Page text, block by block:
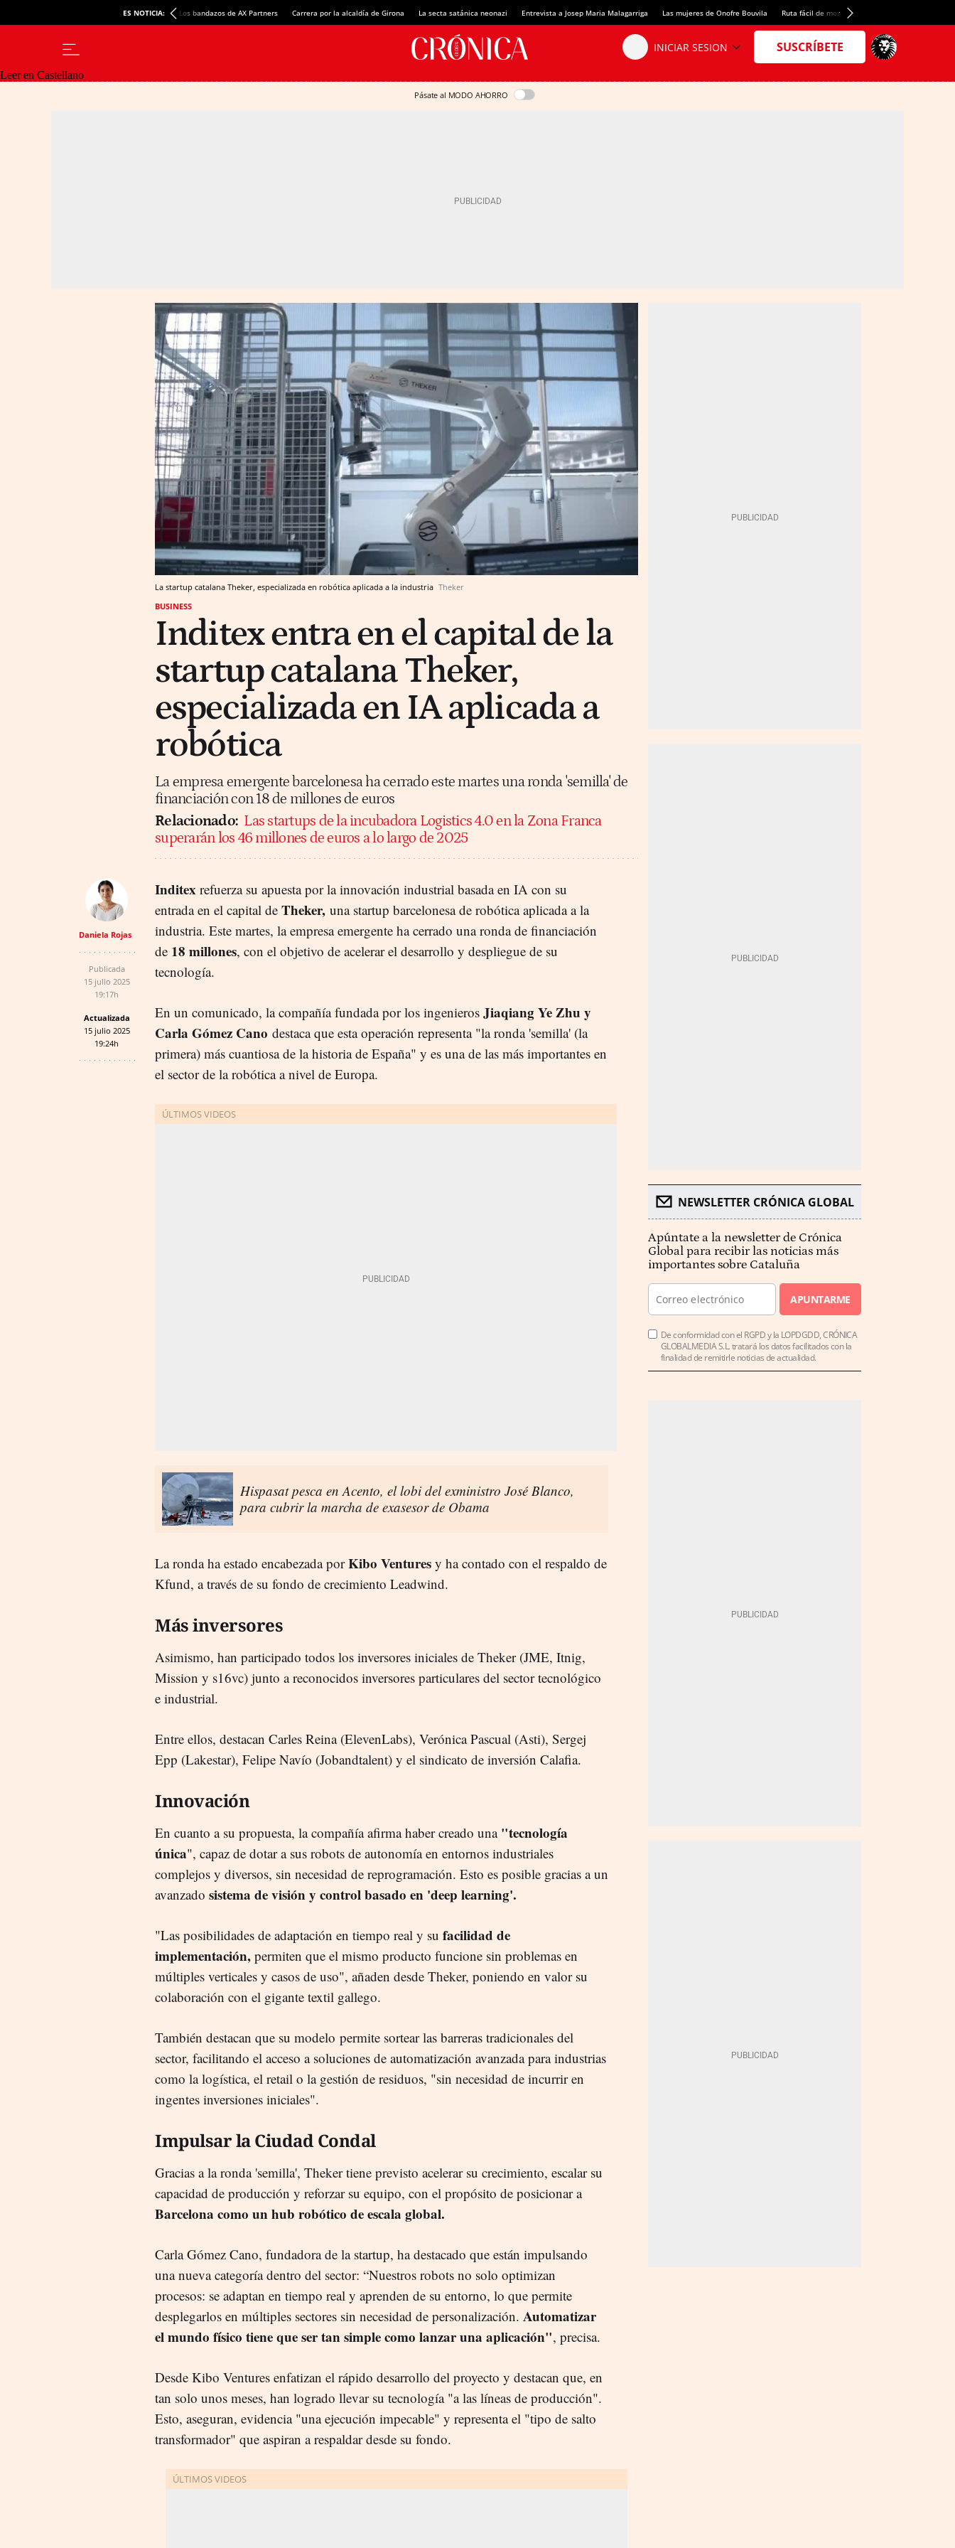
ES NOTICIA: Los bandazos de AX Partners Carrera por la alcaldía de Girona La secta satánica neonazi Entrevista a Josep Maria Malagarriga Las mujeres de Onofre Bouvila Ruta fácil de montaña
Leer en Castellano
Pásate al MODO AHORRO
La startup catalana Theker, especializada en robótica aplicada a la industria Theker
BUSINESS
Inditex entra en el capital de la
startup catalana Theker,
especializada en IA aplicada a
robótica
La empresa emergente barcelonesa ha cerrado este martes una ronda 'semilla' de
financiación con 18 de millones de euros
Relacionado: Las startups de la incubadora Logistics 4.0 en la Zona Franca
superarán los 46 millones de euros a lo largo de 2025
Daniela Rojas
Publicada
15 julio 2025
19:17h
Actualizada
15 julio 2025
19:24h
Inditex refuerza su apuesta por la innovación industrial basada en IA con su
entrada en el capital de Theker, una startup barcelonesa de robótica aplicada a la
industria. Este martes, la empresa emergente ha cerrado una ronda de financiación
de 18 millones, con el objetivo de acelerar el desarrollo y despliegue de su
tecnología.
En un comunicado, la compañía fundada por los ingenieros Jiaqiang Ye Zhu y
Carla Gómez Cano destaca que esta operación representa "la ronda 'semilla' (la
primera) más cuantiosa de la historia de España" y es una de las más importantes en
el sector de la robótica a nivel de Europa.
Hispasat pesca en Acento, el lobi del exministro José Blanco,
para cubrir la marcha de exasesor de Obama
La ronda ha estado encabezada porKibo Ventures y ha contado con el respaldo de
Kfund, a través de su fondo de crecimiento Leadwind.
Más inversores
Asimismo, han participado todos los inversores iniciales de Theker (JME, Itnig,
Mission y s16vc) junto a reconocidos inversores particulares del sector tecnológico
e industrial.
Entre ellos, destacan Carles Reina (ElevenLabs), Verónica Pascual (Asti), Sergej
Epp (Lakestar), Felipe Navío (Jobandtalent) y el sindicato de inversión Calafia.
Innovación
En cuanto a su propuesta, la compañía afirma haber creado una "tecnología
única", capaz de dotar a sus robots de autonomía en entornos industriales
complejos y diversos, sin necesidad de reprogramación. Esto es posible gracias a un
avanzado sistema de visión y control basado en 'deep learning'.
"Las posibilidades de adaptación en tiempo real y su facilidad de
implementación, permiten que el mismo producto funcione sin problemas en
múltiples verticales y casos de uso", añaden desde Theker, poniendo en valor su
colaboración con el gigante textil gallego.
También destacan que su modelo permite sortear las barreras tradicionales del
sector, facilitando el acceso a soluciones de automatización avanzada para industrias
como la logística, el retail o la gestión de residuos, "sin necesidad de incurrir en
ingentes inversiones iniciales".
Impulsar la Ciudad Condal
Gracias a la ronda 'semilla', Theker tiene previsto acelerar su crecimiento, escalar su
capacidad de producción y reforzar su equipo, con el propósito de posicionar a
Barcelona como un hub robótico de escala global.
Carla Gómez Cano, fundadora de la startup, ha destacado que están impulsando
una nueva categoría dentro del sector: “Nuestros robots no solo optimizan
procesos: se adaptan en tiempo real y aprenden de su entorno, lo que permite
desplegarlos en múltiples sectores sin necesidad de personalización. Automatizar
el mundo físico tiene que ser tan simple como lanzar una aplicación", precisa.
Desde Kibo Ventures enfatizan el rápido desarrollo del proyecto y destacan que, en
tan solo unos meses, han logrado llevar su tecnología "a las líneas de producción".
Esto, aseguran, evidencia "una ejecución impecable" y representa el "tipo de salto
transformador" que aspiran a respaldar desde su fondo.
NEWSLETTER CRÓNICA GLOBAL
Apúntate a la newsletter de Crónica
Global para recibir las noticias más
importantes sobre Cataluña
APUNTARME
De conformidad con el RGPD y la LOPDGDD, CRÓNICA
GLOBALMEDIA S.L. tratará los datos facilitados con la
finalidad de remitirle noticias de actualidad.